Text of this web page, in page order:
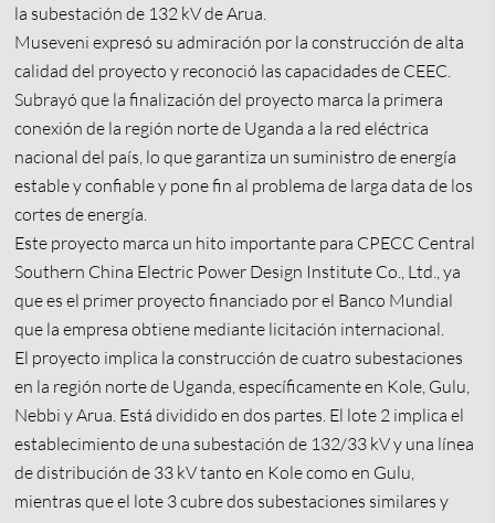
la subestación de 132 kV de Arua.
Museveni expresó su admiración por la construcción de alta
calidad del proyecto y reconoció las capacidades de CEEC.
Subrayó que la finalización del proyecto marca la primera
conexión de la región norte de Uganda a la red eléctrica
nacional del país, lo que garantiza un suministro de energía
estable y confiable y pone fin al problema de larga data de los
cortes de energía.
Este proyecto marca un hito importante para CPECC Central
Southern China Electric Power Design Institute Co., Ltd., ya
que es el primer proyecto financiado por el Banco Mundial
que la empresa obtiene mediante licitación internacional.
El proyecto implica la construcción de cuatro subestaciones
en la región norte de Uganda, específicamente en Kole, Gulu,
Nebbi y Arua. Está dividido en dos partes. El lote 2 implica el
establecimiento de una subestación de 132/33 kV y una línea
de distribución de 33 kV tanto en Kole como en Gulu,
mientras que el lote 3 cubre dos subestaciones similares y